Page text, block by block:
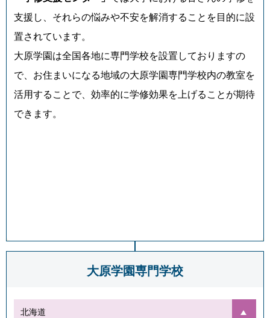
支援し、それらの悩みや不安を解消することを目的に設
置されています。
大原学園は全国各地に専門学校を設置しておりますの
で、お住まいになる地域の大原学園専門学校内の教室を
活用することで、効率的に学修効果を上げることが期待
できます。
大原学園専門学校
北海道